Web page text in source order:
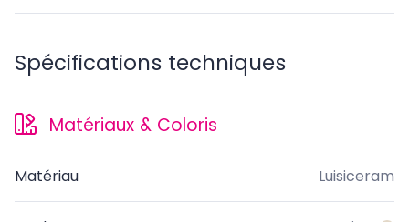
Spécifications techniques
Matériaux & Coloris
Matériau Luisiceram